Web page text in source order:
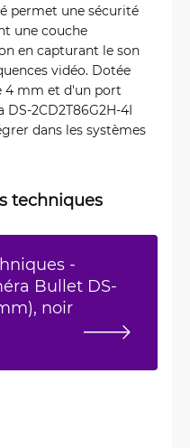
permet une sécurité
une couche
en capturant le son
vidéo. Dotée
4 mm et d'un port
DS-2CD2T86G2H-4I
dans les systèmes
techniques
-
Bullet DS-
noir